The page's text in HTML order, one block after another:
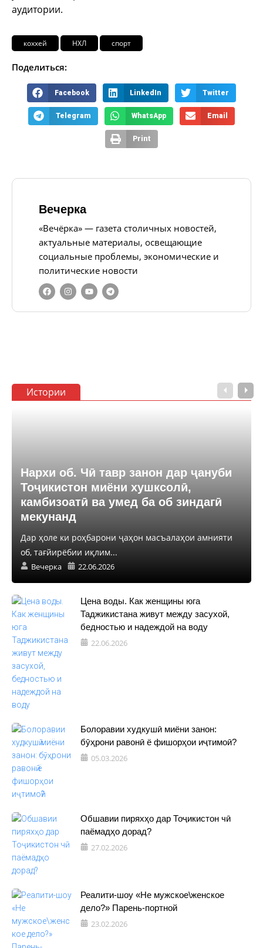
аудитории.
коххей НХЛ спорт
Поделиться:
Facebook LinkedIn Twitter
Telegram WhatsApp Email
Print
Вечерка
«Вечёрка» — газета столичных новостей,
актуальные материалы, освещающие
социальные проблемы, экономические и
политические новости
Истории
Нархи об. Чӣ тавр занон дар ҷануби
Тоҷикистон миёни хушксолӣ,
камбизоатӣ ва умед ба об зиндагӣ
мекунанд
Дар ҳоле ки роҳбарони ҷаҳон масъалаҳои амнияти
об, тағйирёбии иқлим...
Вечерка 22.06.2026
Цена воды. Как женщины юга
Таджикистана живут между засухой,
бедностью и надеждой на воду
22.06.2026
Болоравии худкушӣ миёни занон:
бӯҳрони равонӣ ё фишорҳои иҷтимоӣ?
05.03.2026
Обшавии пиряхҳо дар Тоҷикистон чӣ
паёмадҳо дорад?
27.02.2026
Реалити-шоу «Не мужское\женское
дело?» Парень-портной
23.02.2026